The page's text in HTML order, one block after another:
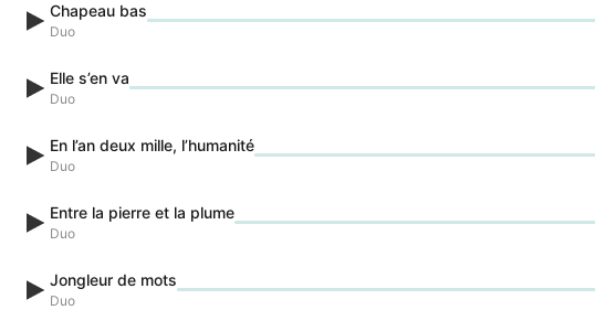
Chapeau bas
Duo
Elle s’en va
Duo
En l’an deux mille, l’humanité
Duo
Entre la pierre et la plume
Duo
Jongleur de mots
Duo